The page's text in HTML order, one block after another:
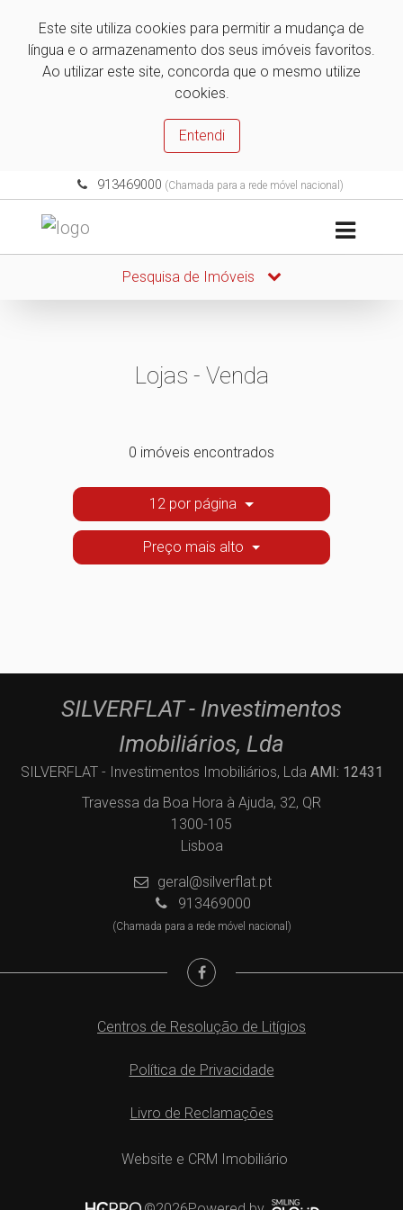
Este site utiliza cookies para permitir a mudança de
língua e o armazenamento dos seus imóveis favoritos.
Ao utilizar este site, concorda que o mesmo utilize
cookies.
Entendi
913469000 (Chamada para a rede móvel nacional)
Pesquisa de Imóveis
Lojas - Venda
0 imóveis encontrados
12 por página
Preço mais alto
SILVERFLAT - Investimentos
Imobiliários, Lda
SILVERFLAT - Investimentos Imobiliários, Lda AMI: 12431
Travessa da Boa Hora à Ajuda, 32, QR
1300-105
Lisboa
geral@silverflat.pt
913469000
(Chamada para a rede móvel nacional)
Centros de Resolução de Litígios
Política de Privacidade
Livro de Reclamações
Website e CRM Imobiliário